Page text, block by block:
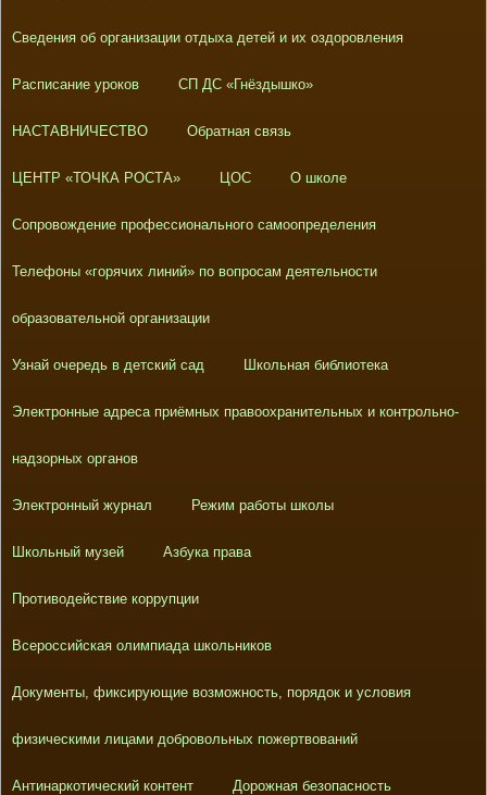
Сведения об организации отдыха детей и их оздоровления
Расписание уроков СП ДС «Гнёздышко»
НАСТАВНИЧЕСТВО Обратная связь
ЦЕНТР «ТОЧКА РОСТА» ЦОС О школе
Сопровождение профессионального самоопределения
Телефоны «горячих линий» по вопросам деятельности
образовательной организации
Узнай очередь в детский сад Школьная библиотека
Электронные адреса приёмных правоохранительных и контрольно-
надзорных органов
Электронный журнал Режим работы школы
Школьный музей Азбука права
Противодействие коррупции
Всероссийская олимпиада школьников
Документы, фиксирующие возможность, порядок и условия
физическими лицами добровольных пожертвований
Антинаркотический контент Дорожная безопасность